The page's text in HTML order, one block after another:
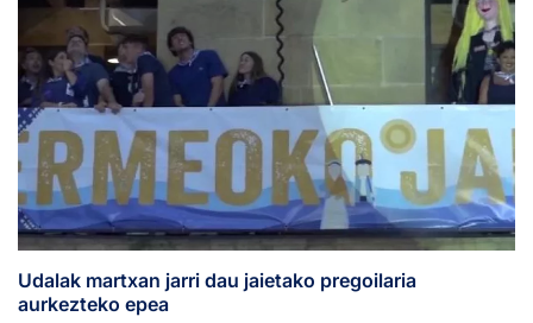
Udalak martxan jarri dau jaietako pregoilaria
aurkezteko epea